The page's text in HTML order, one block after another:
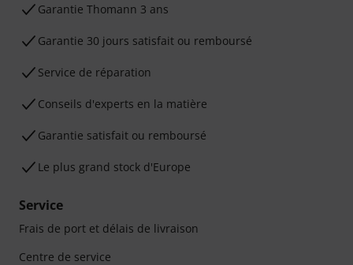
Ga­ran­tie Thomann 3 ans
Garantie 30 jours satisfait ou remboursé
Service de réparation
Conseils d'experts en la matière
Garantie satisfait ou remboursé
Le plus grand stock d'Europe
Service
Frais de port et délais de livraison
Centre de service